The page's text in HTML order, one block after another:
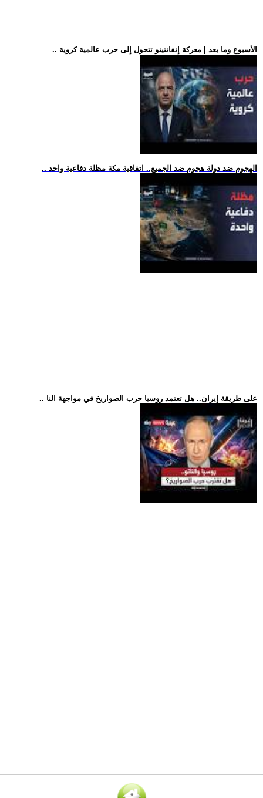
.. الأسبوع وما بعد | معركة إنفانتينو تتحول إلى حرب عالمية كروية
.. الهجوم ضد دولة هجوم ضد الجميع.. اتفاقية مكة مظلة دفاعية واحد
.. على طريقة إيران.. هل تعتمد روسيا حرب الصواريخ في مواجهة النا